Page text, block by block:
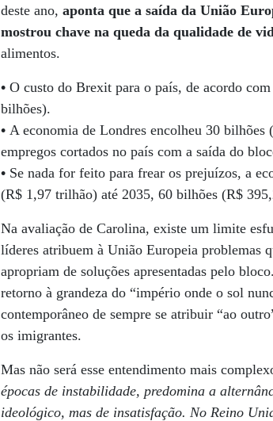
deste ano,aponta que a saída da União
mostrou chave na queda da qualidade de
alimentos.
•O custo do Brexit para o país, de acordo
bilhões).
•A economia de Londres encolheu 30
empregos cortados no país com a saída do
• Se nada for feito para frear os prejuízos, a
(R$ 1,97 trilhão) até 2035, 60 bilhões (R$
Na avaliação de Carolina, existe um limite
líderes atribuem à União Europeia problemas
apropriam de soluções apresentadas pelo
retorno à grandeza do “império onde o sol
contemporâneo de sempre se atribuir “ao
os imigrantes.
Mas não será esse entendimento mais
épocas de instabilidade, predomina a
ideológico, mas de insatisfação. No Reino